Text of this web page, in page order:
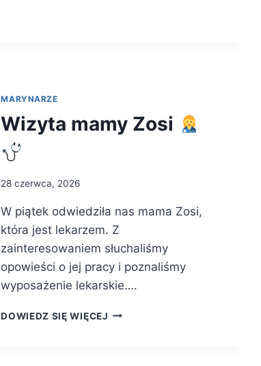
MARYNARZE
Wizyta mamy Zosi
28 czerwca, 2026
W piątek odwiedziła nas mama Zosi,
która jest lekarzem. Z
zainteresowaniem słuchaliśmy
opowieści o jej pracy i poznaliśmy
wyposażenie lekarskie….
DOWIEDZ SIĘ WIĘCEJ WIZYTA